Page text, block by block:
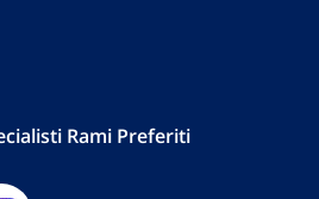
Rami Preferiti